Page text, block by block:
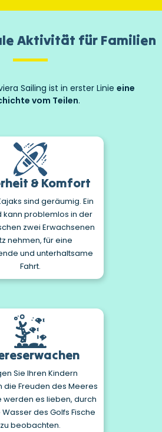
Aktivität für Familien
Sailing ist in erster Linie eine
vom Teilen.
& Komfort
sind geräumig. Ein
kann problemlos in der
zwei Erwachsenen
nehmen, für eine
und unterhaltsame
Fahrt.
Sie Ihren Kindern
die Freuden des Meeres
werden es lieben, durch
des Golfs Fische
zu beobachten.